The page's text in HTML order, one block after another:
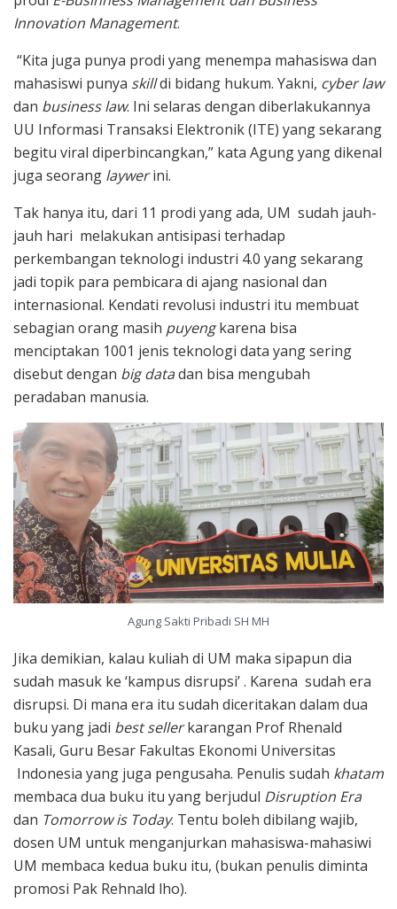
Innovation Management.
“Kita juga punya prodi yang menempa mahasiswa dan
mahasiswi punya skilldi bidang hukum. Yakni, cyber law
dan business law. Ini selaras dengan diberlakukannya
UU Informasi Transaksi Elektronik (ITE) yang sekarang
begitu viral diperbincangkan,” kata Agung yang dikenal
juga seorang laywerini.
Tak hanya itu, dari 11 prodi yang ada, UM sudah jauh-
jauh hari melakukan antisipasi terhadap
perkembangan teknologi industri 4.0 yang sekarang
jadi topik para pembicara di ajang nasional dan
internasional. Kendati revolusi industri itu membuat
sebagian orang masih puyengkarena bisa
menciptakan 1001 jenis teknologi data yang sering
disebut dengan big datadan bisa mengubah
peradaban manusia.
Agung Sakti Pribadi SH MH
Jika demikian, kalau kuliah di UM maka sipapun dia
sudah masuk ke ‘kampus disrupsi’ . Karena sudah era
disrupsi. Di mana era itu sudah diceritakan dalam dua
buku yang jadi best sellerkarangan Prof Rhenald
Kasali, Guru Besar Fakultas Ekonomi Universitas
Indonesia yang juga pengusaha. Penulis sudah khatam
membaca dua buku itu yang berjudul Disruption Era
dan Tomorrow is Today. Tentu boleh dibilang wajib,
dosen UM untuk menganjurkan mahasiswa-mahasiwi
UM membaca kedua buku itu, (bukan penulis diminta
promosi Pak Rehnald lho).